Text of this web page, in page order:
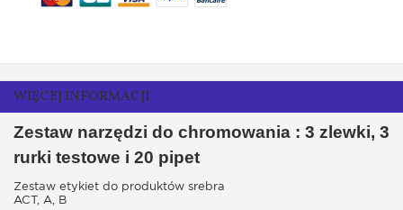
WIĘCEJ INFORMACJI
Zestaw narzędzi do chromowania : 3 zlewki, 3
rurki testowe i 20 pipet
Zestaw etykiet do produktów srebra
ACT, A, B